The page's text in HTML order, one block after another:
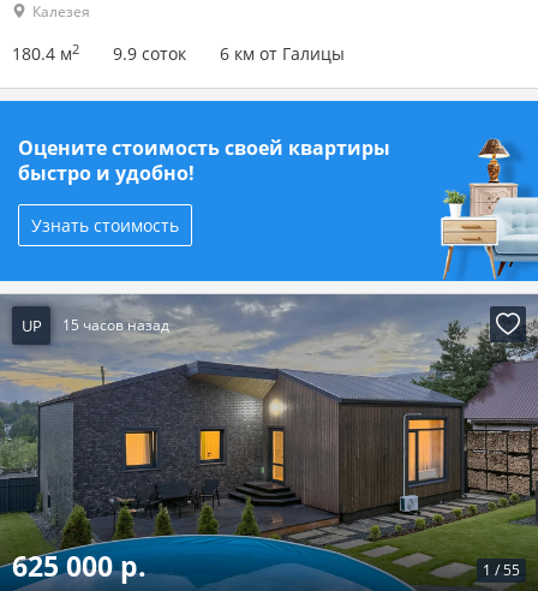
Калезея
180.4 м2 9.9 соток 6 км от Галицы
Оцените стоимость своей квартиры
быстро и удобно!
Узнать стоимость
UP 15 часов назад
1 /55
625 000 р.